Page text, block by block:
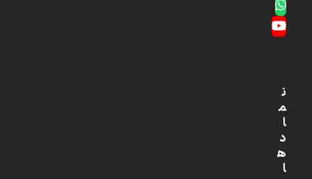
Whatsapp
YouTube
ن
م
ا
د
ه
ا